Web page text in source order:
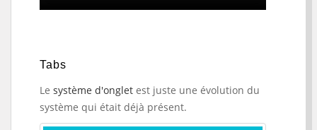
Tabs
Le système d'onglet est juste une évolution du
système qui était déjà présent.